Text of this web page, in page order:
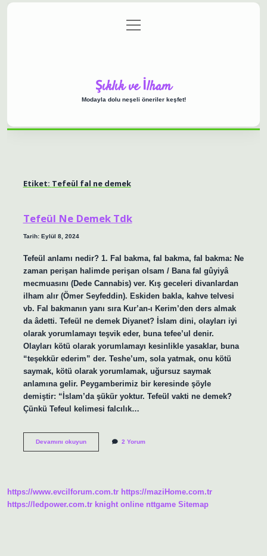
Gizlilik Politikası
menüyü
aç
Şıklık ve İlham
Modayla dolu neşeli öneriler keşfet!
Etiket: Tefeül fal ne demek
Tefeül Ne Demek Tdk
Tarih: Eylül 8, 2024
Tefeül anlamı nedir? 1. Fal bakma, fal bakma, fal bakma: Ne
zaman perişan halimde perişan olsam / Bana fal gûyiyâ
mecmuasını (Dede Cannabis) ver. Kış geceleri divanlardan
ilham alır (Ömer Seyfeddin). Eskiden bakla, kahve telvesi
vb. Fal bakmanın yanı sıra Kur’an-ı Kerim’den ders almak
da âdetti. Tefeül ne demek Diyanet? İslam dini, olayları iyi
olarak yorumlamayı teşvik eder, buna tefee’ul denir.
Olayları kötü olarak yorumlamayı kesinlikle yasaklar, buna
“teşekkür ederim” der. Teshe’um, sola yatmak, onu kötü
saymak, kötü olarak yorumlamak, uğursuz saymak
anlamına gelir. Peygamberimiz bir keresinde şöyle
demiştir: “İslam’da şükür yoktur. Tefeül vakti ne demek?
Çünkü Tefeul kelimesi falcılık…
Devamını okuyunTefeül
2 Yorum
https://www.evcilforum.com.tr https://maziHome.com.tr
https://ledpower.com.tr knight online nttgame Sitemap